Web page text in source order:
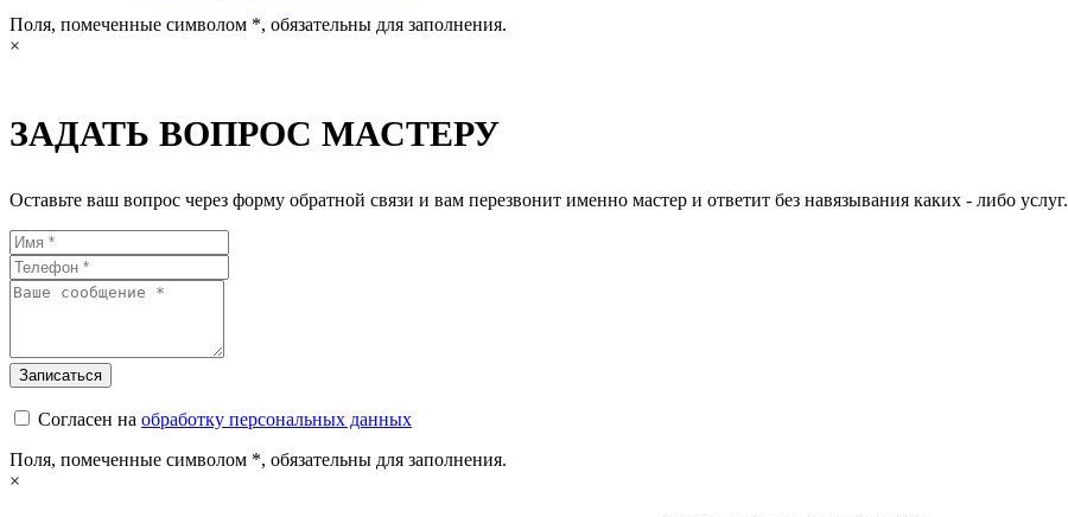
Поля, помеченные символом *, обязательны для заполнения.
×
ЗАДАТЬ ВОПРОС МАСТЕРУ
Оставьте ваш вопрос через форму обратной связи и вам перезвонит именно мастер и ответит без навязывания каких - либо услуг.
Согласен на обработку персональных данных
Поля, помеченные символом *, обязательны для заполнения.
×